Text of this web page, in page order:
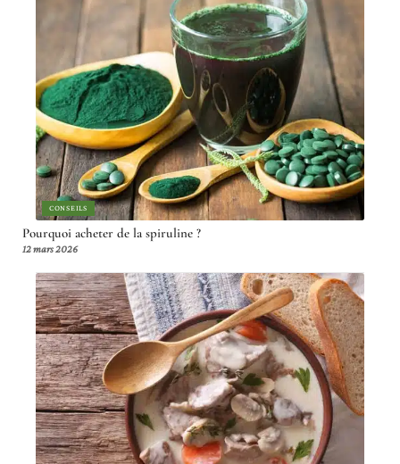
CONSEILS
Pourquoi acheter de la spiruline ?
12 mars 2026